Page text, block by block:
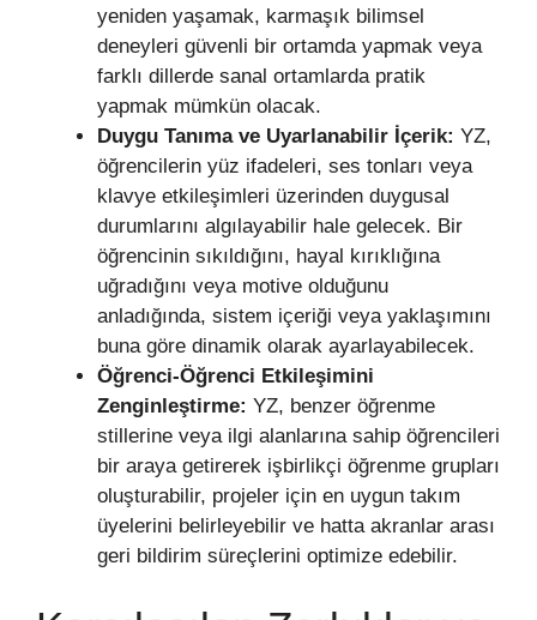
yeniden yaşamak, karmaşık bilimsel
deneyleri güvenli bir ortamda yapmak veya
farklı dillerde sanal ortamlarda pratik
yapmak mümkün olacak.
Duygu Tanıma ve Uyarlanabilir İçerik: YZ,
öğrencilerin yüz ifadeleri, ses tonları veya
klavye etkileşimleri üzerinden duygusal
durumlarını algılayabilir hale gelecek. Bir
öğrencinin sıkıldığını, hayal kırıklığına
uğradığını veya motive olduğunu
anladığında, sistem içeriği veya yaklaşımını
buna göre dinamik olarak ayarlayabilecek.
Öğrenci-Öğrenci Etkileşimini
Zenginleştirme: YZ, benzer öğrenme
stillerine veya ilgi alanlarına sahip öğrencileri
bir araya getirerek işbirlikçi öğrenme grupları
oluşturabilir, projeler için en uygun takım
üyelerini belirleyebilir ve hatta akranlar arası
geri bildirim süreçlerini optimize edebilir.